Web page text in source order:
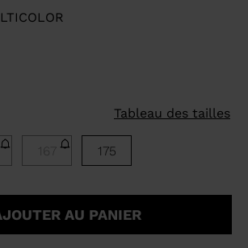
Tableau des tailles
167 175
AU PANIER